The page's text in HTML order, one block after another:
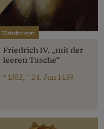
Habsburger
Friedrich IV. „mit der
leeren Tasche“
* 1382, † 24. Jun 1439